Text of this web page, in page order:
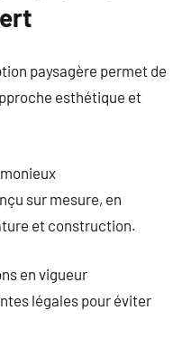
paysagère permet de
esthétique et
sur mesure, en
et construction.
en vigueur
légales pour éviter